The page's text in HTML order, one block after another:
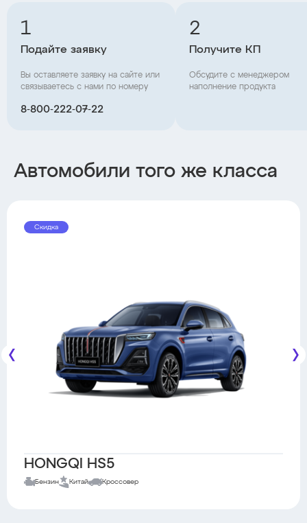
1
Подайте заявку
Вы оставляете заявку на сайте или
связываетесь с нами по номеру
8‑800‑222‑07‑22
2
Получите КП
Обсудите с менеджером
наполнение продукта
Автомобили того же класса
Скидка
HONGQI HS5
Бензин Китай Кроссовер